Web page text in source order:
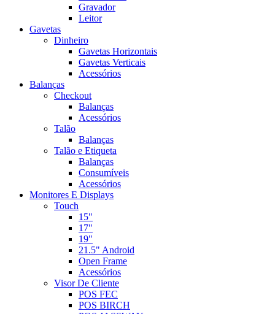
Gravador
Leitor
Gavetas
Dinheiro
Gavetas Horizontais
Gavetas Verticais
Acessórios
Balanças
Checkout
Balanças
Acessórios
Talão
Balanças
Talão e Etiqueta
Balanças
Consumíveis
Acessórios
Monitores E Displays
Touch
15"
17"
19"
21.5" Android
Open Frame
Acessórios
Visor De Cliente
POS FEC
POS BIRCH